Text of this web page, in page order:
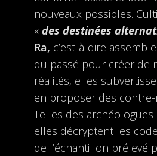
nouveaux possibles.
« des destinées
Ra, c’est-à-dire
du passé pour créer de
réalités, elles
en proposer des contre-
Telles des
elles décryptent les
de l’échantillon prélevé